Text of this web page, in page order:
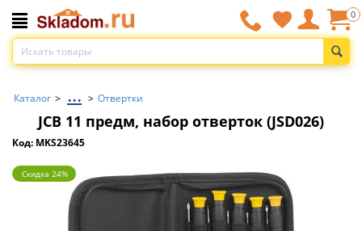
0
Каталог > ... > Отвертки
JCB 11 предм, набор отверток (JSD026)
Код: MKS23645
Скидка 24%